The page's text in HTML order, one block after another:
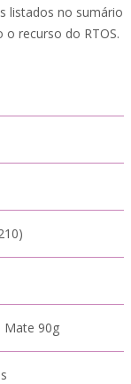
listados no sumário
recurso do RTOS.
Mate 90g